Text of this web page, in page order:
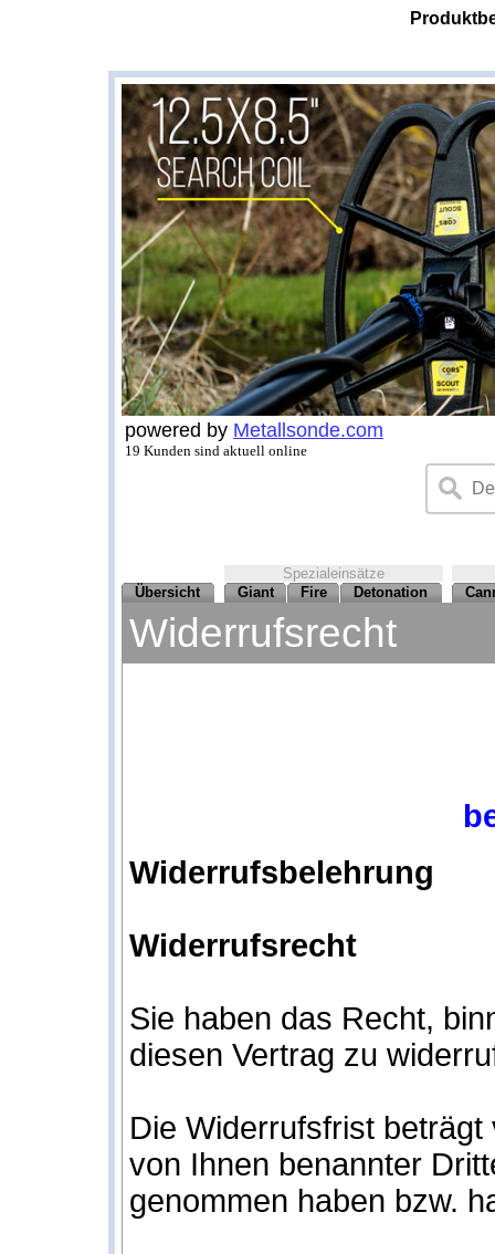
powered by Metallsonde.com
19 Kunden sind aktuell online
Spezialeinsätze
Übersicht
Giant Fire Detonation
Widerrufsrecht
Widerrufsbelehrung
Widerrufsrecht
Sie haben das Recht,
diesen Vertrag zu
Die Widerrufsfrist
von Ihnen benannter
genommen haben bzw.